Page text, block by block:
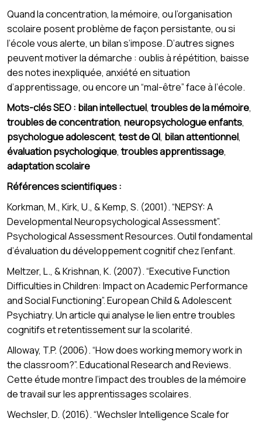
Quand la concentration, la mémoire, ou l’organisation
scolaire posent problème de façon persistante, ou si
l’école vous alerte, un bilan s’impose. D’autres signes
peuvent motiver la démarche : oublis à répétition, baisse
des notes inexpliquée, anxiété en situation
d’apprentissage, ou encore un “mal-être” face à l’école.
Mots-clés SEO : bilan intellectuel,troubles de la mémoire,
troubles de concentration, neuropsychologue enfants,
psychologue adolescent,test de QI, bilan attentionnel,
évaluation psychologique,troubles apprentissage,
adaptation scolaire
Références scientifiques :
Korkman, M., Kirk, U., & Kemp, S. (2001). “NEPSY: A
Developmental Neuropsychological Assessment”.
Psychological Assessment Resources. Outil fondamental
d’évaluation du développement cognitif chez l’enfant.
Meltzer, L., & Krishnan, K. (2007). “Executive Function
Difficulties in Children: Impact on Academic Performance
and Social Functioning”. European Child & Adolescent
Psychiatry. Un article qui analyse le lien entre troubles
cognitifs et retentissement sur la scolarité.
Alloway, T.P. (2006). “How does working memory work in
the classroom?”. Educational Research and Reviews.
Cette étude montre l’impact des troubles de la mémoire
de travail sur les apprentissages scolaires.
Wechsler, D. (2016). “Wechsler Intelligence Scale for